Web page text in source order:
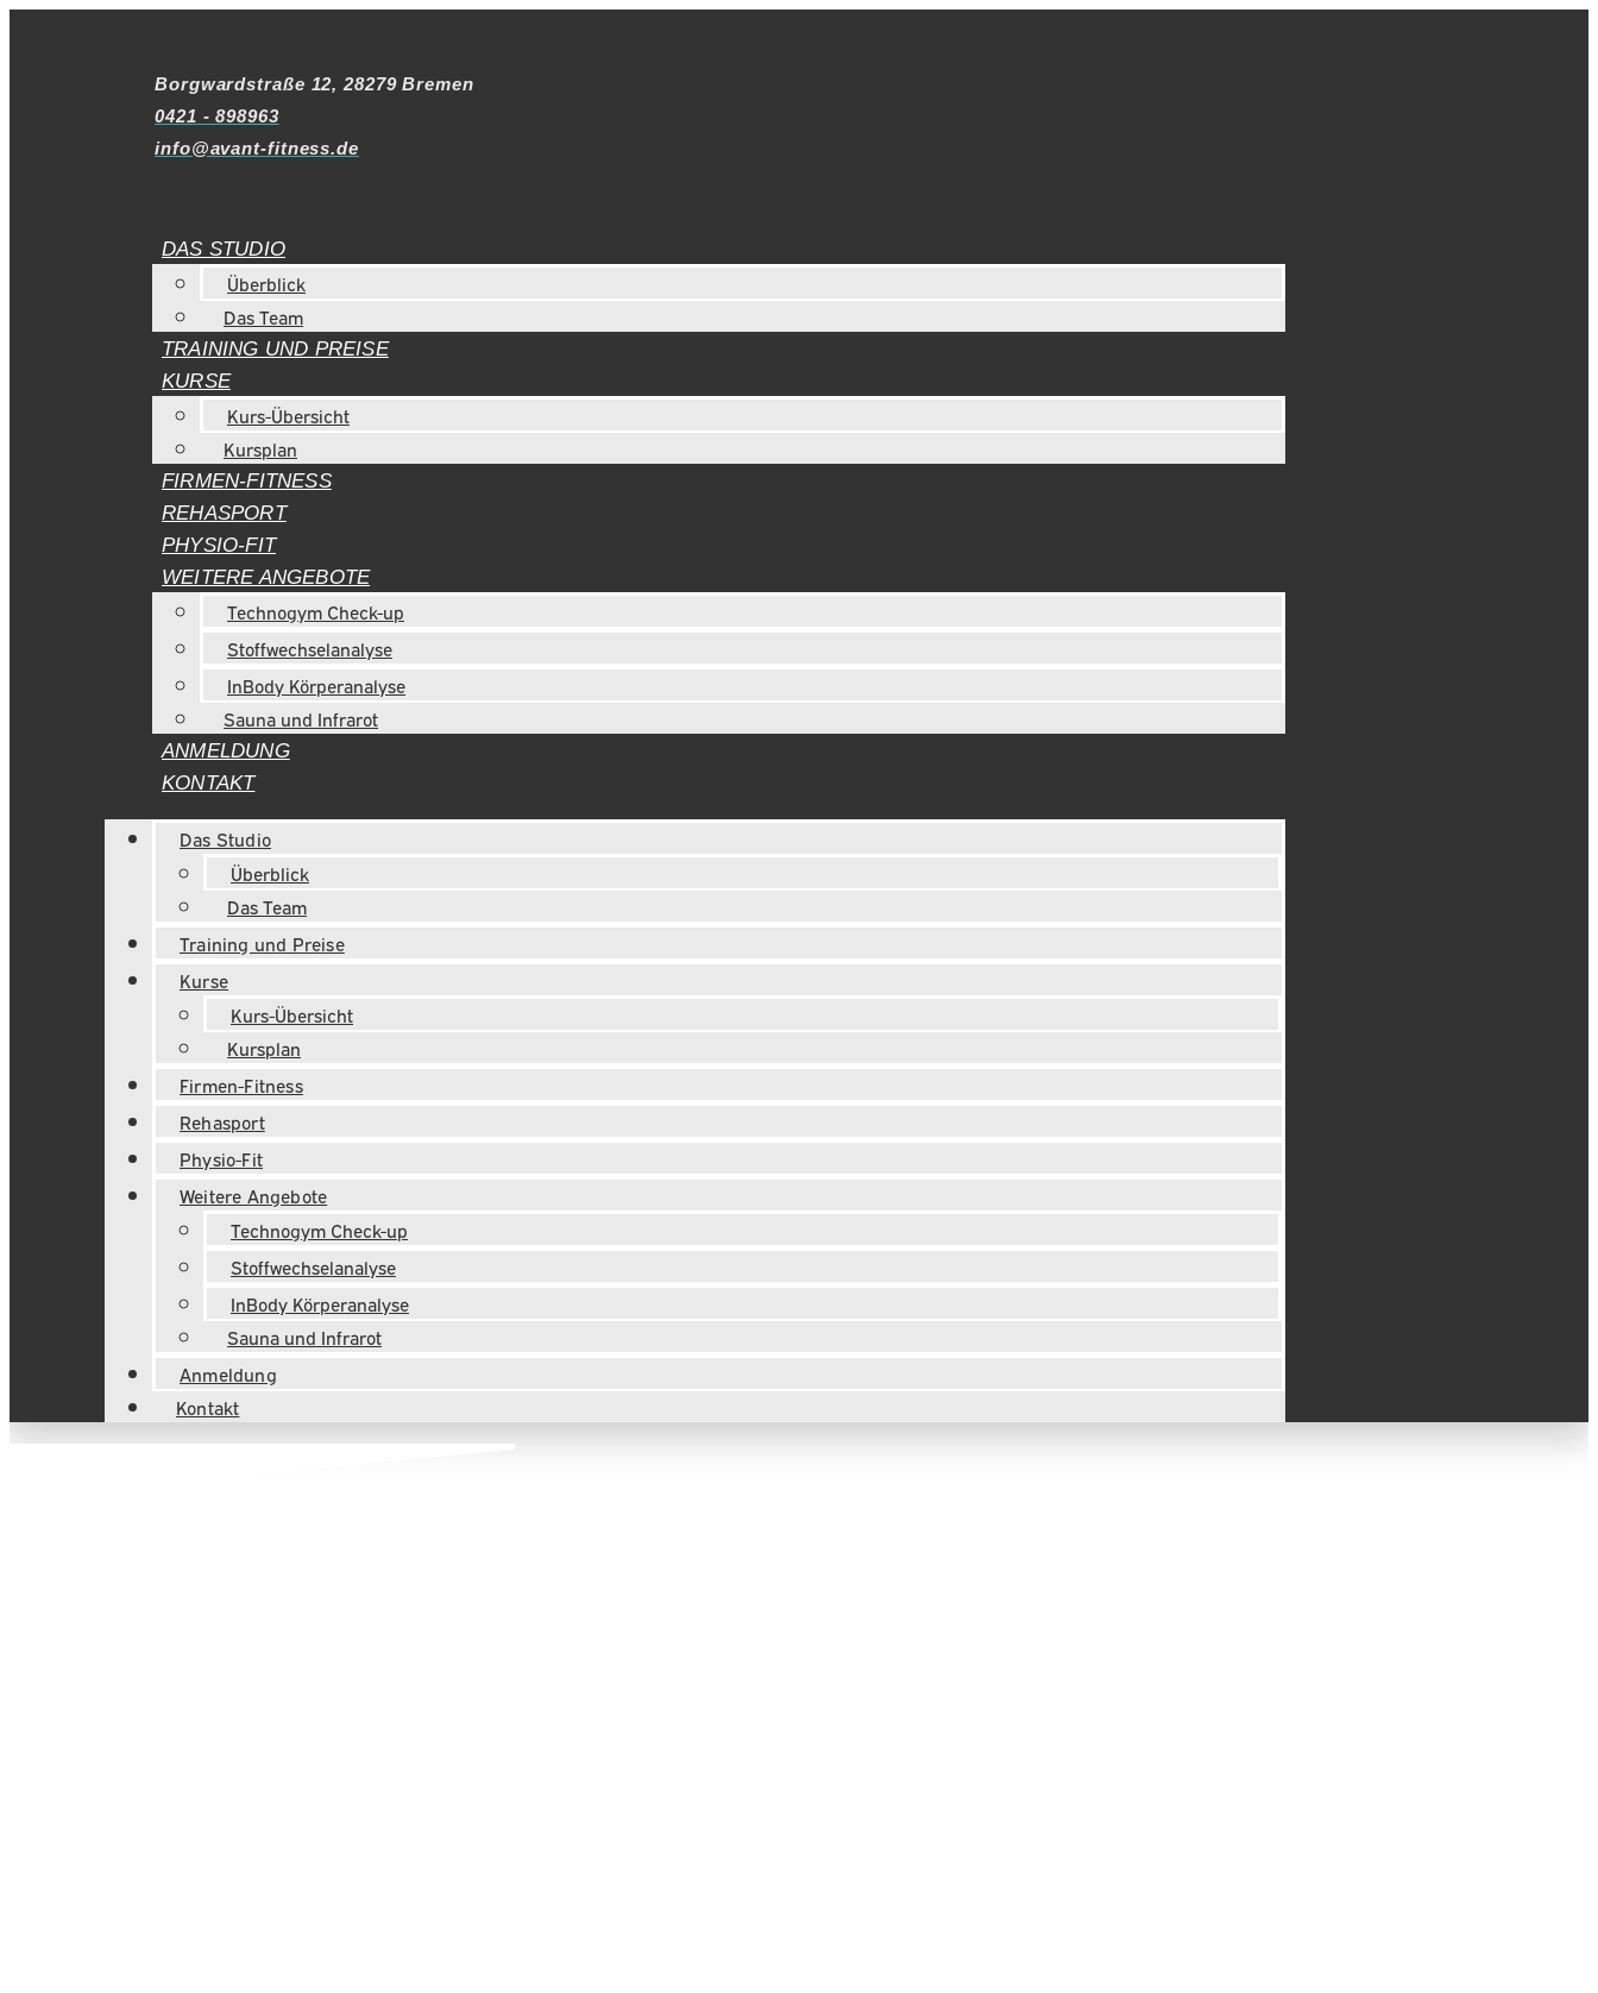
Borgwardstraße 12, 28279 Bremen
0421 - 898963
info@avant-fitness.de
DAS STUDIO
Überblick
Das Team
TRAINING UND PREISE
KURSE
Kurs-Übersicht
Kursplan
FIRMEN-FITNESS
REHASPORT
PHYSIO-FIT
WEITERE ANGEBOTE
Technogym Check-up
Stoffwechselanalyse
InBody Körperanalyse
Sauna und Infrarot
ANMELDUNG
KONTAKT
Das Studio
Überblick
Das Team
Training und Preise
Kurse
Kurs-Übersicht
Kursplan
Firmen-Fitness
Rehasport
Physio-Fit
Weitere Angebote
Technogym Check-up
Stoffwechselanalyse
InBody Körperanalyse
Sauna und Infrarot
Anmeldung
Kontakt